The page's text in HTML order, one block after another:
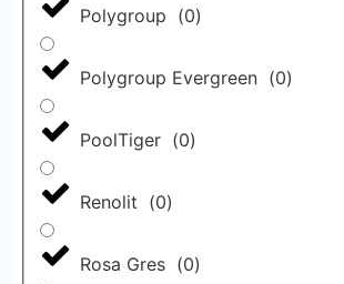
Polygroup (0)
Polygroup Evergreen (0)
PoolTiger (0)
Renolit (0)
Rosa Gres (0)